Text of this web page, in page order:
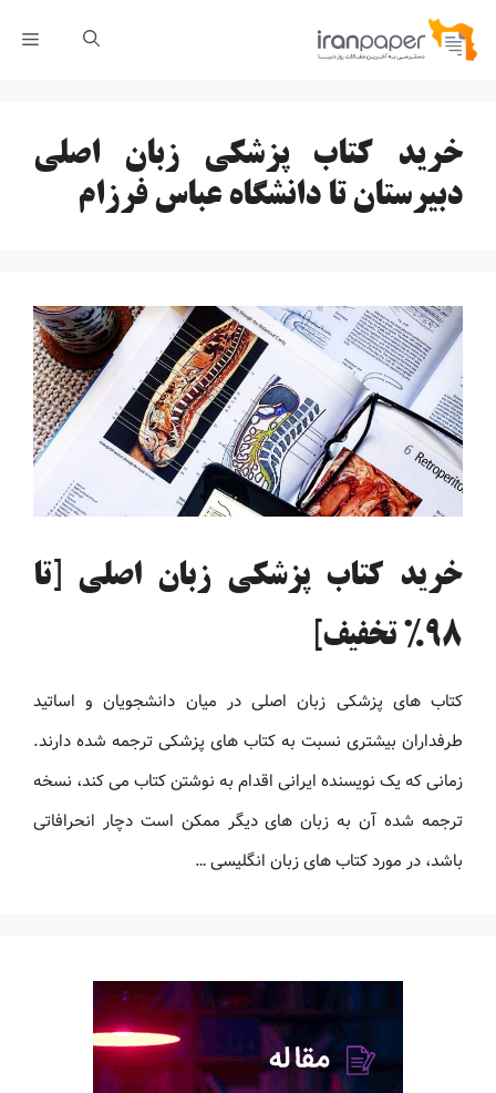
پرش
خرید کتاب پزشکی زبان اصلی
دبیرستان تا دانشگاه عباس فرزام
خرید کتاب پزشکی زبان اصلی [تا
98% تخفیف]
کتاب های پزشکی زبان اصلی در میان دانشجویان و اساتید
طرفداران بیشتری نسبت به کتاب های پزشکی ترجمه شده دارند.
زمانی که یک نویسنده ایرانی اقدام به نوشتن کتاب می کند، نسخه
ترجمه شده آن به زبان های دیگر ممکن است دچار انحرافاتی
باشد، در مورد کتاب های زبان انگلیسی …